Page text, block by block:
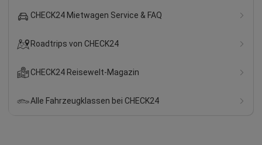
CHECK24 Mietwagen Service & FAQ
Roadtrips von CHECK24
CHECK24 Reisewelt-Magazin
Alle Fahrzeugklassen bei CHECK24